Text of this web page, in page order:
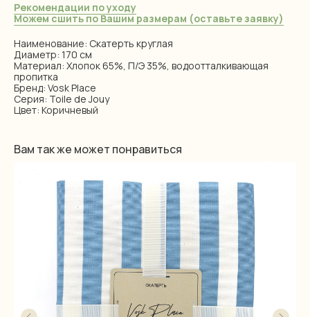
Рекомендации по уходу
Можем сшить по Вашим размерам (оставьте заявку)
Наименование: Скатерть круглая
Диаметр: 170 см
Материал: Хлопок 65%, П/Э 35%, водоотталкивающая
пропитка
Бренд: Vosk Place
Серия: Toile de Jouy
Цвет: Коричневый
Вам так же может понравиться